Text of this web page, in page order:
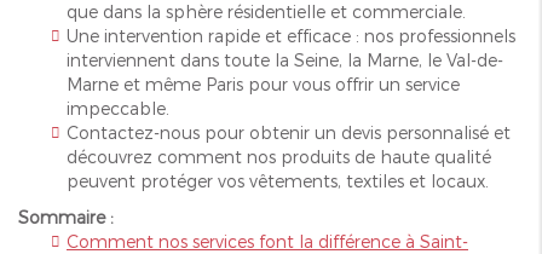
que dans la sphère résidentielle et commerciale.
Une intervention rapide et efficace : nos professionnels
interviennent dans toute la Seine, la Marne, le Val-de-
Marne et même Paris pour vous offrir un service
impeccable.
Contactez-nous pour obtenir un devis personnalisé et
découvrez comment nos produits de haute qualité
peuvent protéger vos vêtements, textiles et locaux.
Sommaire :
Comment nos services font la différence à Saint-